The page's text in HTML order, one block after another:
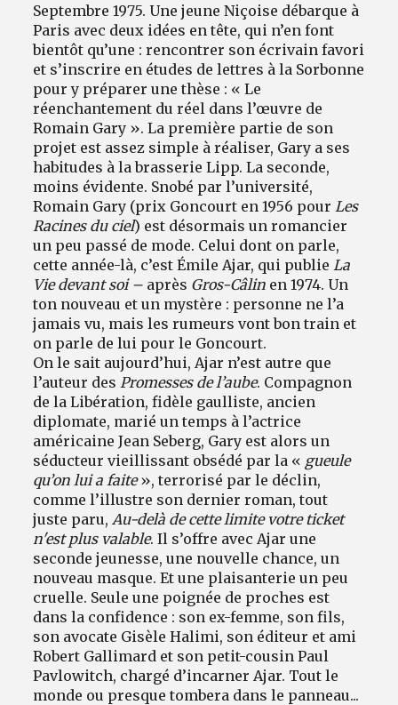
Septembre 1975. Une jeune Niçoise débarque à
Paris avec deux idées en tête, qui n’en font
bientôt qu’une : rencontrer son écrivain favori
et s’inscrire en études de lettres à la Sorbonne
pour y préparer une thèse : « Le
réenchantement du réel dans l’œuvre de
Romain Gary ». La première partie de son
projet est assez simple à réaliser, Gary a ses
habitudes à la brasserie Lipp. La seconde,
moins évidente. Snobé par l’université,
Romain Gary (prix Goncourt en 1956 pour Les
Racines du ciel) est désormais un romancier
un peu passé de mode. Celui dont on parle,
cette année-là, c’est Émile Ajar, qui publie La
Vie devant soi – après Gros-Câlin en 1974. Un
ton nouveau et un mystère : personne ne l’a
jamais vu, mais les rumeurs vont bon train et
on parle de lui pour le Goncourt.
On le sait aujourd’hui, Ajar n’est autre que
l’auteur des Promesses de l’aube. Compagnon
de la Libération, fidèle gaulliste, ancien
diplomate, marié un temps à l’actrice
américaine Jean Seberg, Gary est alors un
séducteur vieillissant obsédé par la « gueule
qu’on lui a faite», terrorisé par le déclin,
comme l’illustre son dernier roman, tout
juste paru, Au-delà de cette limite votre ticket
n'est plus valable. Il s’offre avec Ajar une
seconde jeunesse, une nouvelle chance, un
nouveau masque. Et une plaisanterie un peu
cruelle. Seule une poignée de proches est
dans la confidence : son ex-femme, son fils,
son avocate Gisèle Halimi, son éditeur et ami
Robert Gallimard et son petit-cousin Paul
Pavlowitch, chargé d’incarner Ajar. Tout le
monde ou presque tombera dans le panneau...